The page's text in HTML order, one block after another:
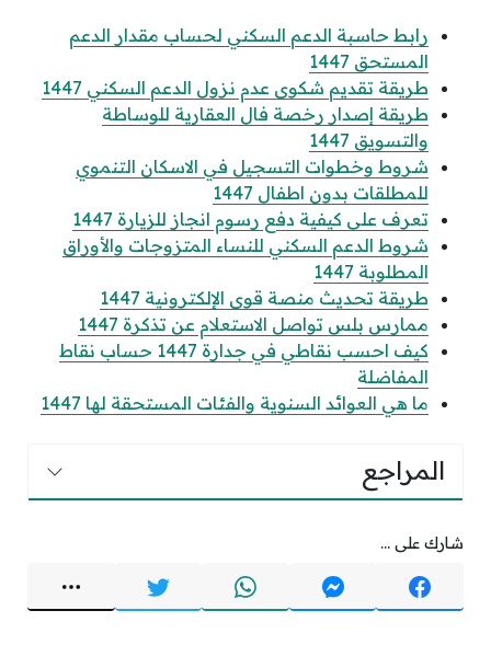
رابط حاسبة الدعم السكني لحساب مقدار الدعم
المستحق 1447
طريقة تقديم شكوى عدم نزول الدعم السكني 1447
طريقة إصدار رخصة فال العقارية للوساطة
والتسويق 1447
شروط وخطوات التسجيل في الاسكان التنموي
للمطلقات بدون اطفال 1447
تعرف على كيفية دفع رسوم انجاز للزيارة 1447
شروط الدعم السكني للنساء المتزوجات والأوراق
المطلوبة 1447
طريقة تحديث منصة قوى الإلكترونية 1447
ممارس بلس تواصل الاستعلام عن تذكرة 1447
كيف احسب نقاطي في جدارة 1447 حساب نقاط
المفاضلة
ما هي العوائد السنوية والفئات المستحقة لها 1447
المراجع
شارك على ...